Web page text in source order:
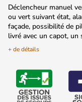
Déclencheur manuel
ou vert suivant état,
façade, possibilité de
livré avec un capot, un
+ de détails